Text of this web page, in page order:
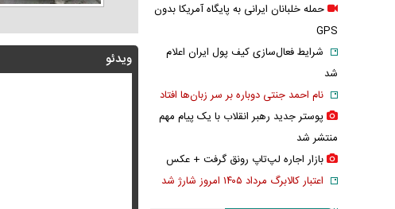
ویدئو
حمله خلبانان ایرانی به پایگاه آمریکا بدون
GPS
شرایط فعال‌سازی کیف پول ایران اعلام
شد
نام احمد جنتی دوباره بر سر زبان‌ها افتاد
پوستر جدید رهبر انقلاب با یک پیام مهم
منتشر شد
بازار اجاره لپ‌تاپ رونق گرفت + عکس
اعتبار کالابرگ مرداد ۱۴۰۵ امروز شارژ شد